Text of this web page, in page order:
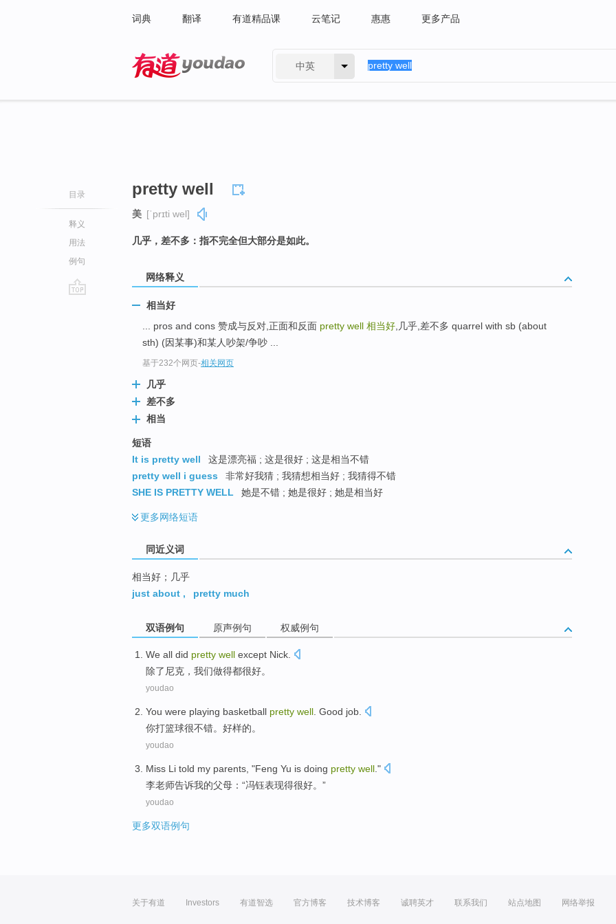
词典 翻译 有道精品课 云笔记 惠惠 更多产品
中英
目录
释义
用法
例句
pretty well
美 [ˈprɪti wel]
几乎，差不多：指不完全但大部分是如此。
网络释义
相当好
... pros and cons 赞成与反对,正面和反面 pretty well 相当好 ,几乎,差不多 quarrel with sb (about
sth) (因某事)和某人吵架/争吵 ...
基于232个网页-相关网页
几乎
差不多
相当
短语
It is pretty well
这是漂亮福 ; 这是很好 ; 这是相当不错
pretty well i guess
非常好我猜 ; 我猜想相当好 ; 我猜得不错
SHE IS PRETTY WELL
她是不错 ; 她是很好 ; 她是相当好
更多网络短语
同近义词
相当好；几乎
just about , pretty much
双语例句 原声例句 权威例句
We all did pretty well except Nick.
除了尼克 ， 我们做得都很好。
youdao
You were playing basketball pretty well Good job
你打篮球很不错。 好样的。
youdao
Miss Li told my parents , "Feng Yu is doing pretty well ."
李老师告诉我的父母 ：“冯钰表现得很好。”
youdao
更多双语例句
关于有道 Investors 有道智选 官方博客 技术博客 诚聘英才 联系我们 站点地图 网络举报